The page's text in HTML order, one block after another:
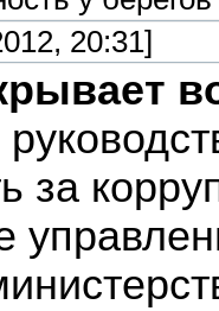
20:31]
за